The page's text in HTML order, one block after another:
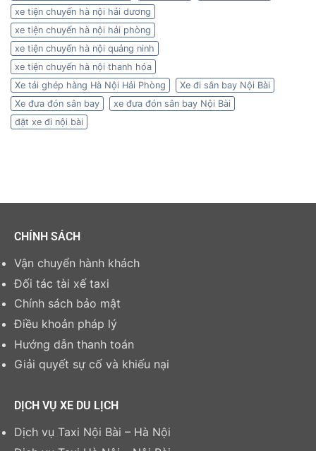
xe tiện chuyến hà nội hải dương
xe tiện chuyến hà nội hải phòng
xe tiện chuyến hà nội quảng ninh
xe tiện chuyến hà nội thanh hóa
Xe tải ghép hàng Hà Nội Hải Phòng
Xe đi sân bay Nội Bài
Xe đưa đón sân bay
xe đưa đón sân bay Nội Bài
đặt xe đi nội bài
CHÍNH SÁCH
Vận chuyển hành khách
Đối tác tài xế taxi
Chính sách bảo mật
Điều khoản pháp lý
Hướng dẫn thanh toán
Giải quyết sự cố và khiếu nại
DỊCH VỤ XE DU LỊCH
Dịch vụ Taxi Nội Bài – Hà Nội